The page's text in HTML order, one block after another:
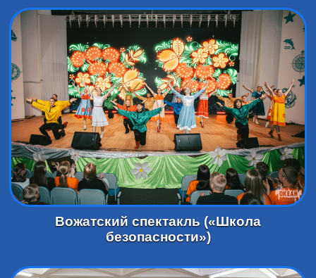
Вожатский спектакль («Школа
безопасности»)